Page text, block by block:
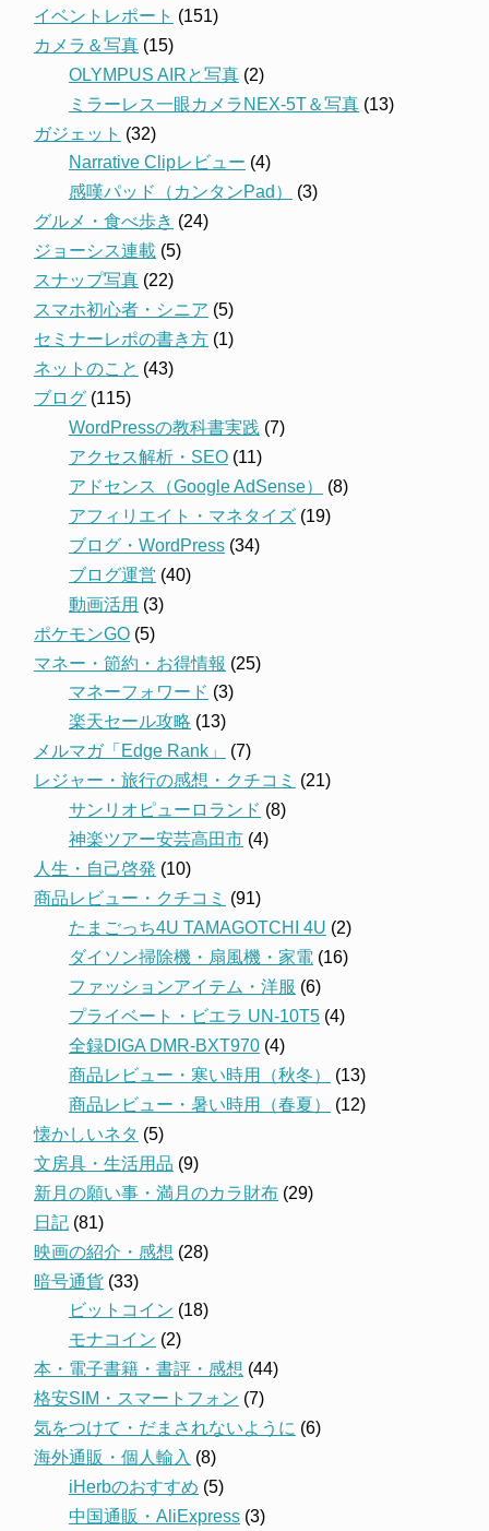
イベントレポート (151)
カメラ＆写真 (15)
OLYMPUS AIRと写真 (2)
ミラーレス一眼カメラNEX-5T＆写真 (13)
ガジェット (32)
Narrative Clipレビュー (4)
感嘆パッド（カンタンPad）
(3)
グルメ・食べ歩き (24)
ジョーシス連載 (5)
スナップ写真 (22)
スマホ初心者・シニア (5)
セミナーレポの書き方 (1)
ネットのこと (43)
ブログ (115)
WordPressの教科書実践 (7)
アクセス解析・SEO (11)
アドセンス（Google AdSense）
(8)
アフィリエイト・マネタイズ (19)
ブログ・WordPress (34)
ブログ運営 (40)
動画活用 (3)
ポケモンGO (5)
マネー・節約・お得情報 (25)
マネーフォワード (3)
楽天セール攻略 (13)
メルマガ「Edge Rank」
(7)
レジャー・旅行の感想・クチコミ (21)
サンリオピューロランド (8)
神楽ツアー安芸高田市 (4)
人生・自己啓発 (10)
商品レビュー・クチコミ (91)
たまごっち4U TAMAGOTCHI 4U (2)
ダイソン掃除機・扇風機・家電 (16)
ファッションアイテム・洋服 (6)
プライベート・ビエラ UN-10T5 (4)
全録DIGA DMR-BXT970 (4)
商品レビュー・寒い時用（秋冬）
(13)
商品レビュー・暑い時用（春夏）
(12)
懐かしいネタ (5)
文房具・生活用品 (9)
新月の願い事・満月のカラ財布 (29)
日記 (81)
映画の紹介・感想 (28)
暗号通貨 (33)
ビットコイン (18)
モナコイン (2)
本・電子書籍・書評・感想 (44)
格安SIM・スマートフォン (7)
気をつけて・だまされないように (6)
海外通販・個人輸入 (8)
iHerbのおすすめ (5)
中国通販・AliExpress (3)